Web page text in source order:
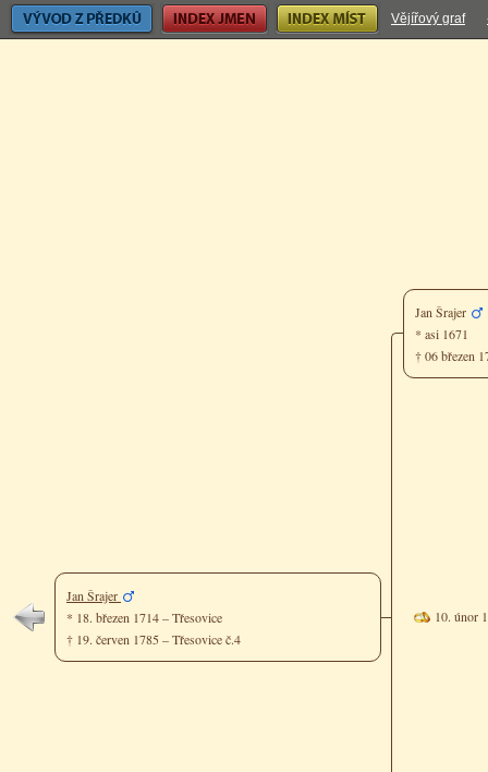
Vývod z předků Index jmen Index míst Vějířový graf
Jan Šrajer
* 18. březen 1714 – Třesovice
† 19. červen 1785 – Třesovice č.4
Jan Šrajer
* asi 1671
† 06 březen
10. únor